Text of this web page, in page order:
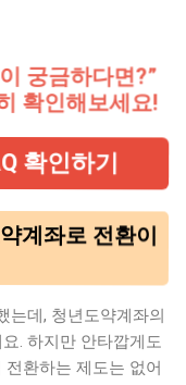
궁금하다면?”
확인해보세요!
확인하기
계좌로 전환이
는데, 청년도약계좌의
. 하지만 안타깝게도
환하는 제도는 없어